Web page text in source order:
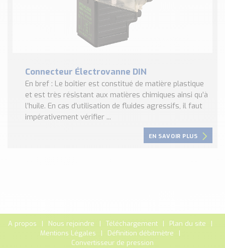
Connecteur Électrovanne DIN
En bref : Le boîtier est constitué de matière plastique
et est très résistant aux matières chimiques ainsi qu’à
l’huile. En cas d’utilisation de fluides agressifs, il faut
impérativement vérifier ...
EN SAVOIR PLUS
A propos Nous rejoindre Téléchargement
Plan du site
Mentions Légales
Définition débitmètre
Convertisseur de pression